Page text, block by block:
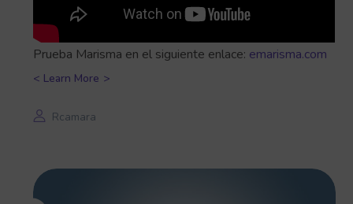
Prueba Marisma en el siguiente enlace: emarisma.com
Learn More
Rcamara